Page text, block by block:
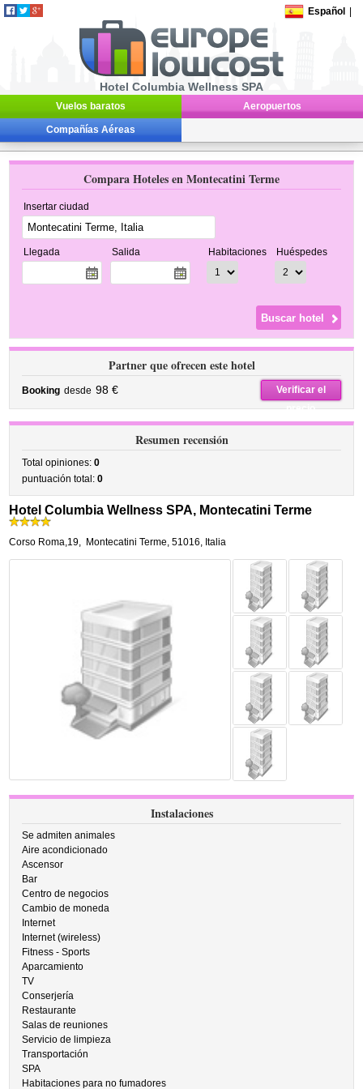
Español
Hotel Columbia Wellness SPA
Vuelos baratos Aeropuertos
Compañías Aéreas
Compara Hoteles en Montecatini Terme
Insertar ciudad
Llegada Salida Habitaciones Huéspedes
Partner que ofrecen este hotel
Booking desde 98 €
Verificar el
precio
Resumen recensión
Total opiniones:0
puntuación total:0
Hotel Columbia Wellness SPA, Montecatini Terme
Corso Roma,19, Montecatini Terme,51016, Italia
Instalaciones
Se admiten animales
Aire acondicionado
Ascensor
Bar
Centro de negocios
Cambio de moneda
Internet
Internet (wireless)
Fitness - Sports
Aparcamiento
TV
Conserjería
Restaurante
Salas de reuniones
Servicio de limpieza
Transportación
SPA
Habitaciones para no fumadores